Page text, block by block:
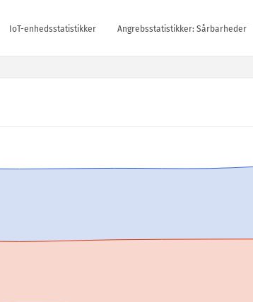
IoT-enhedsstatistikker Angrebsstatistikker: Sårbarheder